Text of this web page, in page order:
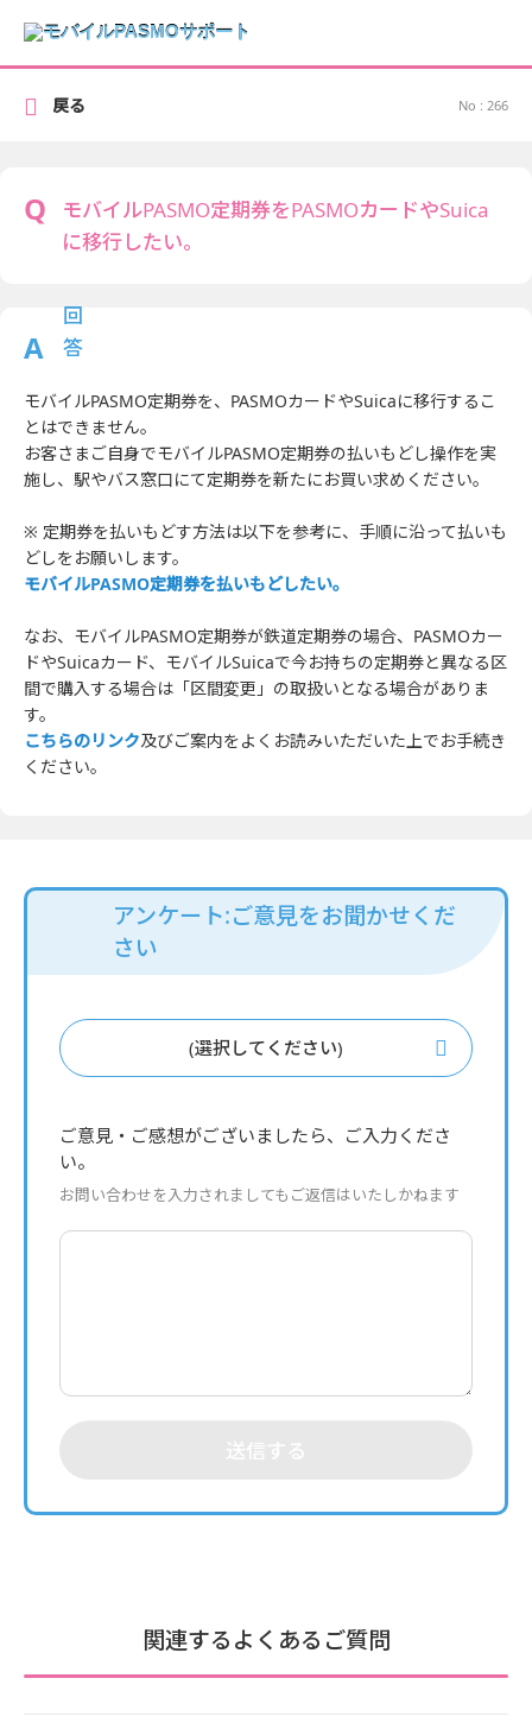
No : 266
モバイルPASMO定期券をPASMOカードやSuica
に移行したい。
モバイルPASMO定期券を、PASMOカードやSuicaに移行するこ
とはできません。
お客さまご自身でモバイルPASMO定期券の払いもどし操作を実
施し、駅やバス窓口にて定期券を新たにお買い求めください。
※ 定期券を払いもどす方法は以下を参考に、手順に沿って払いも
どしをお願いします。
モバイルPASMO定期券を払いもどしたい。
なお、モバイルPASMO定期券が鉄道定期券の場合、PASMOカー
ドやSuicaカード、モバイルSuicaで今お持ちの定期券と異なる区
間で購入する場合は「区間変更」の取扱いとなる場合がありま
す。
こちらのリンク及びご案内をよくお読みいただいた上でお手続き
ください。
戻る
アンケート:ご意見をお聞かせくだ
さい
(選択してください)
ご意見・ご感想がございましたら、ご入力くださ
い。
お問い合わせを入力されましてもご返信はいたしかねます
送信する
関連するよくあるご質問